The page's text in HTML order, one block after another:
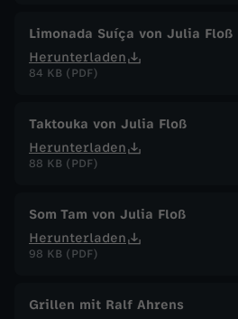
Limonada Suíça von Julia Floß
Herunterladen
84 KB (PDF)
Taktouka von Julia Floß
Herunterladen
88 KB (PDF)
Som Tam von Julia Floß
Herunterladen
98 KB (PDF)
Grillen mit Ralf Ahrens